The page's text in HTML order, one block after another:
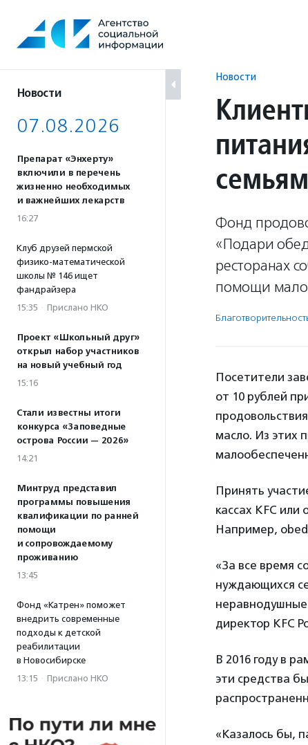
содержанию
Новости
07.08.2026
Препарат «Энхерту»
включили в перечень
жизненно необходимых
и важнейших лекарств
16:27
Клуб друзей пермской
физико-математической
школы № 146 ищет
фандрайзера
15:35 · Прислано НКО
Проект «Школьный друг»
открыл набор участников
на новый учебный год
15:16
Стали известны итоги
конкурса «Заповедные
острова России — 2026»
14:21
Минтруд представил
программы повышения
квалификации по ранней
помощи
и сопровождаемому
проживанию
13:45
Фонд «Катрен» поможет
внедрить современные
подходы к детской
реабилитации
в Новосибирске
13:15 · Прислано НКО
Новости
семьям
Фонд
«Подари
ресторанах
помощи
Посетители
от 10 рублей
масло. Из этих
Принять
кассах KFC
Например, obed
«За все время
нуждающихся
директор KFC
В 2016 году в
эти средства
«Казалось бы,